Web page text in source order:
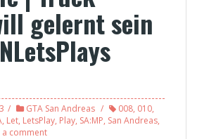
gelernt sein
GTA San Andreas 008, 010,
, Let, LetsPlay, Play, SA:MP, San Andreas,
a comment